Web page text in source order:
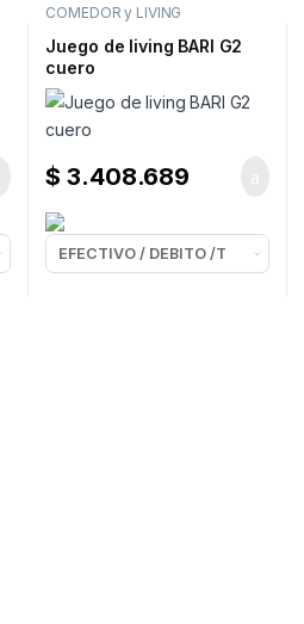
COMEDOR y LIVING
Juego de living BARI G2
cuero
$ 3.408.689